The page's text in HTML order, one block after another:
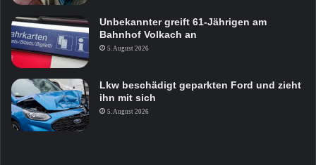
Unbekannter greift 61-Jährigen am
Bahnhof Volkach an
5. August 2026
Lkw beschädigt geparkten Ford und zieht
ihn mit sich
5. August 2026